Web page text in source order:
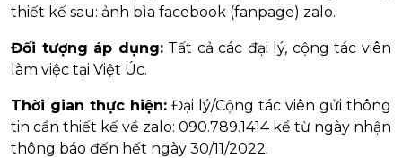
thiết kế sau: ảnh bìa facebook (fanpage) zalo.
Đối tượng áp dụng:Tất cả các đại lý, cộng tác viên
làm việc tại Việt Úc.
Thời gian thực hiện: Đại lý/Cộng tác viên gửi thông
tin cần thiết kế về zalo: 090.789.1414 kể từ ngày nhận
thông báo đến hết ngày 30/11/2022.